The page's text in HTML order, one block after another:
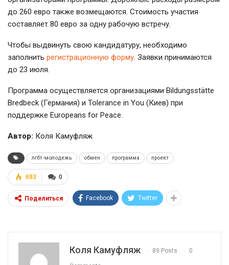
до 260 евро также возмещаются. Стоимость участия
составляет 80 евро за одну рабочую встречу.
Чтобы выдвинуть свою кандидатуру, необходимо
заполнить регистрационную форму. Заявки принимаются
до 23 июля.
Программа осуществляется организациями Bildungsstätte
Bredbeck (Германия) и Tolerance in You (Киев) при
поддержке Europeans for Peace.
Автор: Коля Камуфляж
лгбт-молодежь обмен программа проект
0
693
Поделиться Facebook Twitter
Коля Камуфляж 89 Posts 0